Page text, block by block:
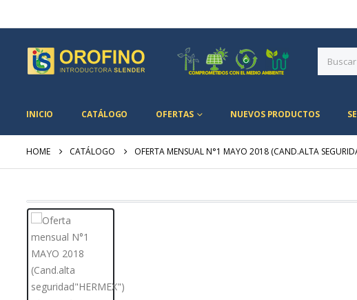
INICIO CATÁLOGO OFERTAS NUEVOS PRODUCTOS
HOME CATÁLOGO OFERTA MENSUAL N°1 MAYO 2018 (CAND.ALTA